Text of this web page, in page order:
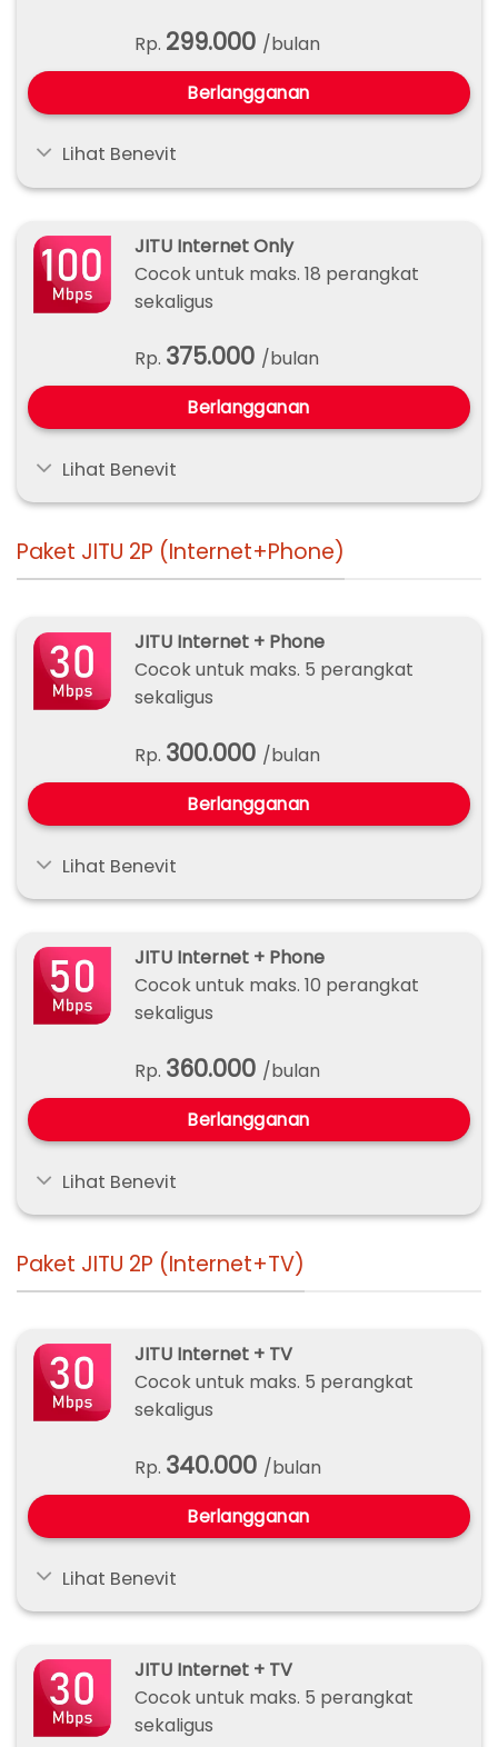
Rp. 299.000 /bulan
Berlangganan
Lihat Benevit
JITU Internet Only
Cocok untuk maks. 18 perangkat
sekaligus
Rp. 375.000 /bulan
Berlangganan
Lihat Benevit
Paket JITU 2P (Internet+Phone)
JITU Internet + Phone
Cocok untuk maks. 5 perangkat
sekaligus
Rp. 300.000 /bulan
Berlangganan
Lihat Benevit
JITU Internet + Phone
Cocok untuk maks. 10 perangkat
sekaligus
Rp. 360.000 /bulan
Berlangganan
Lihat Benevit
Paket JITU 2P (Internet+TV)
JITU Internet + TV
Cocok untuk maks. 5 perangkat
sekaligus
Rp. 340.000 /bulan
Berlangganan
Lihat Benevit
JITU Internet + TV
Cocok untuk maks. 5 perangkat
sekaligus